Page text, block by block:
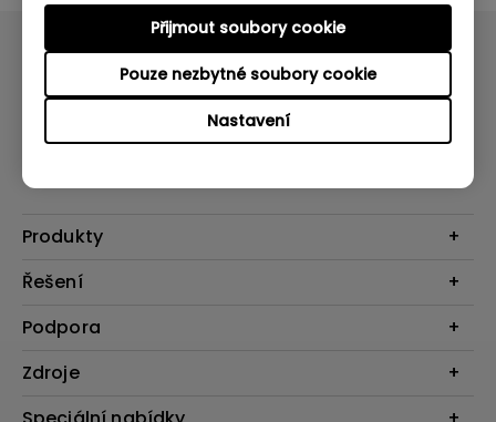
Nastavení
Pouze nezbytné soubory cookie
Přijmout soubory cookie
Přihlaste se k odběru
Produkty
Projektory
Osvětlení
Reproduktory
Řešení
Business
Výuka
Podpora
Konkatujte nás
Zdroje
Projekční kalkulátor